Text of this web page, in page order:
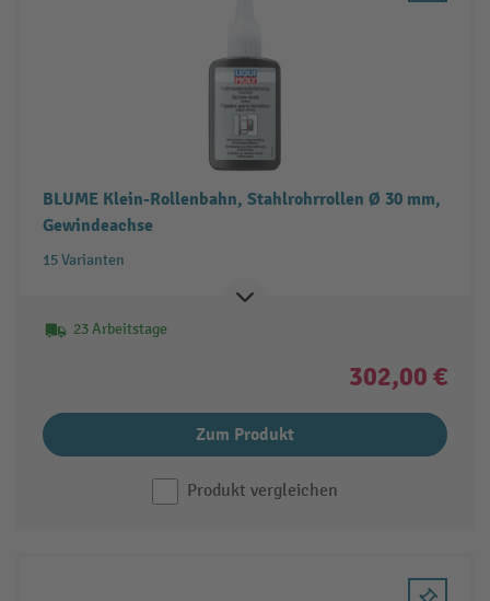
BLUME Klein-Rollenbahn, Stahlrohrrollen Ø 30 mm,
Gewindeachse
15 Varianten
23 Arbeitstage
302,00 €
Zum Produkt
Produkt vergleichen